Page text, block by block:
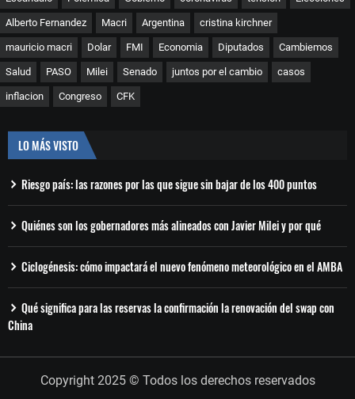
Alberto Fernandez Macri Argentina cristina kirchner
mauricio macri Dolar FMI Economia Diputados Cambiemos
Salud PASO Milei Senado juntos por el cambio casos
inflacion Congreso CFK
LO MÁS VISTO
Riesgo país: las razones por las que sigue sin bajar de los 400 puntos
Quiénes son los gobernadores más alineados con Javier Milei y por qué
Ciclogénesis: cómo impactará el nuevo fenómeno meteorológico en el AMBA
Qué significa para las reservas la confirmación la renovación del swap con
China
Copyright 2025 © Todos los derechos reservados